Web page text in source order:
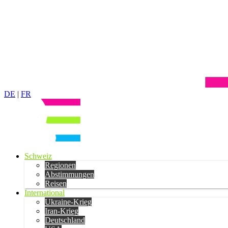
DE | FR
Schweiz
Regionen
Abstimmungen
Reisen
International
Ukraine-Krieg
Iran-Krieg
Deutschland